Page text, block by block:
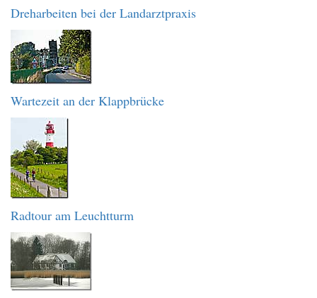
Dreharbeiten bei der Landarztpraxis
Wartezeit an der Klappbrücke
Radtour am Leuchtturm